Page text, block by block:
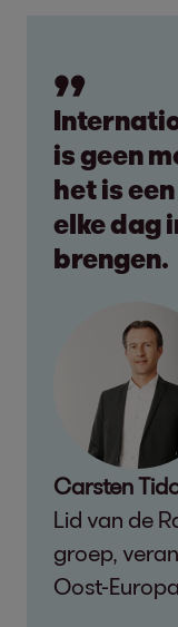
is geen
het is
elke dag
brengen.
Carsten
Lid van de
groep,
Oost-Europa